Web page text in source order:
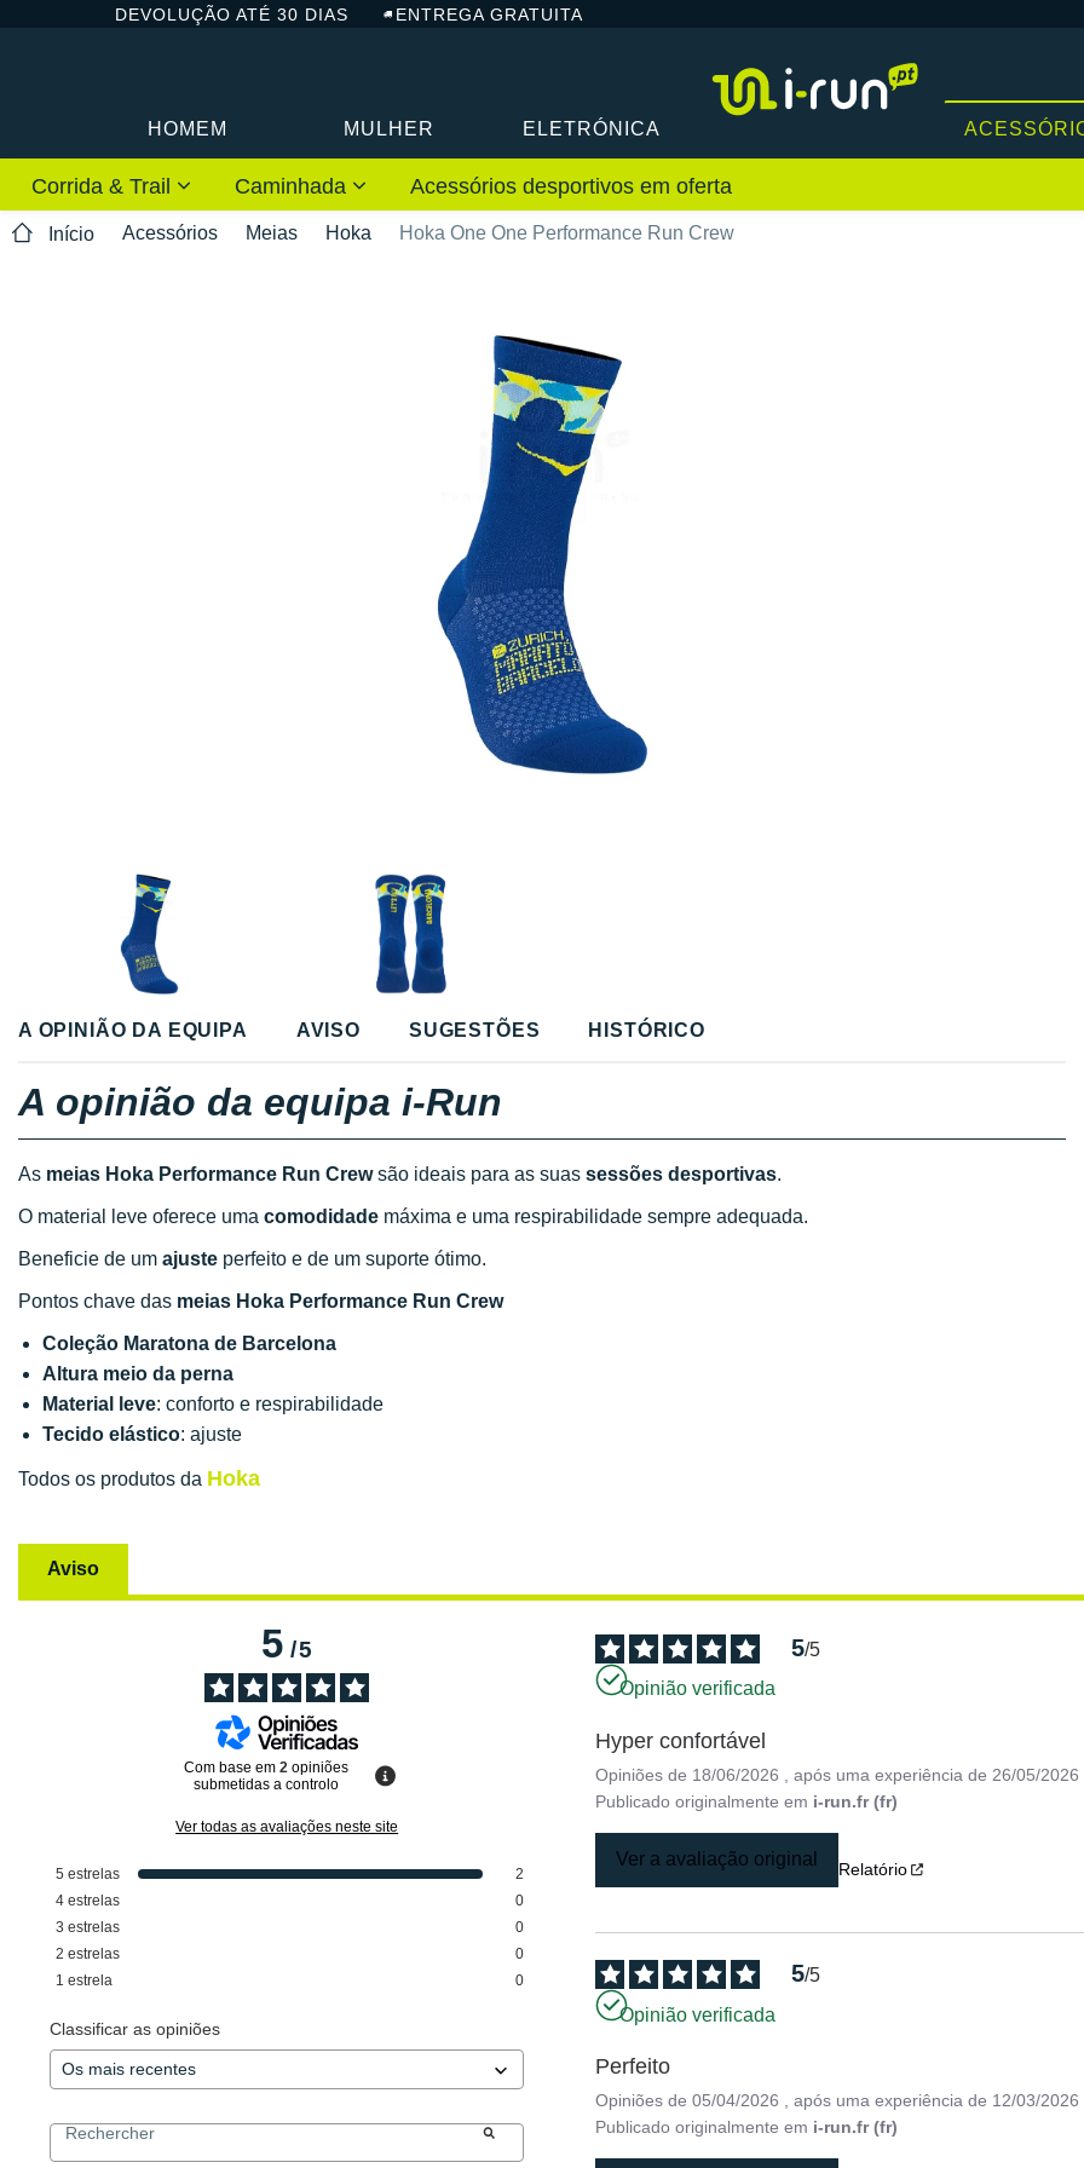
DEVOLUÇÃO ATÉ 30 DIAS ENTREGA GRATUITA
HOMEM MULHER ELETRÓNICA
Corrida & Trail Caminhada Acessórios desportivos em oferta
Início Acessórios Meias Hoka Hoka One One Performance Run Crew
A OPINIÃO DA EQUIPA AVISO SUGESTÕES HISTÓRICO
A opinião da equipa i-Run
As meias Hoka Performance Run Crewsão ideais para as suas sessões desportivas.
O material leve oferece uma comodidade máxima e uma respirabilidade sempre adequada.
Beneficie de um ajuste perfeito e de um suporte ótimo.
Pontos chave das meias Hoka Performance Run Crew
Coleção Maratona de Barcelona
Altura meio da perna
Material leve: conforto e respirabilidade
Tecido elástico: ajuste
Todos os produtos da Hoka
Aviso
5/5
Com base em2 opiniões
submetidas a controlo
Ver todas as avaliações neste site
5 estrelas
2
4 estrelas
0
3 estrelas
0
2 estrelas
0
1 estrela 0
Classificar as opiniões
5/5
Opinião verificada
Hyper confortável
Opiniões de 18/06/2026 , após uma experiência de 26/05/2026
Publicado originalmente em i-run.fr (fr)
Ver a avaliação original Relatório
5/5
Opinião verificada
Perfeito
Opiniões de05/04/2026 , após uma experiência de 12/03/2026
Publicado originalmente em i-run.fr (fr)